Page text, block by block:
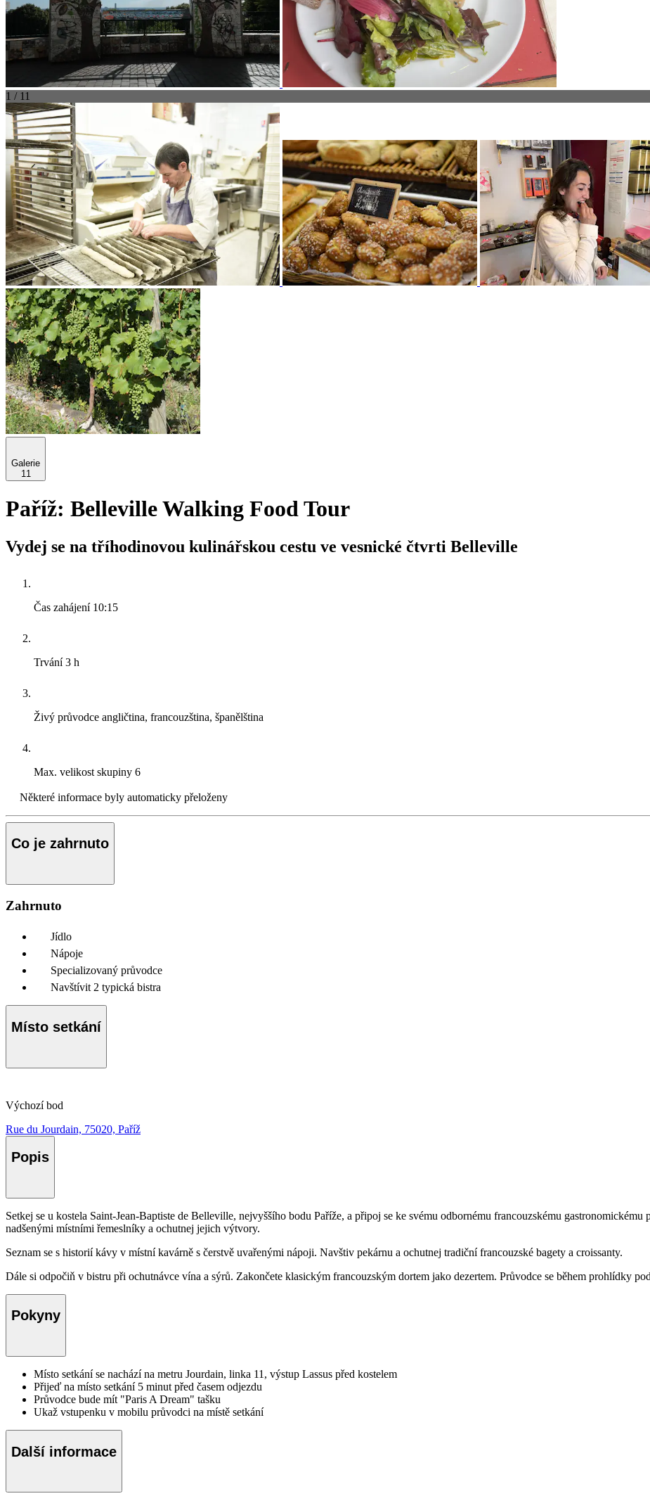
1 / 11
Galerie
11
Paříž: Belleville Walking Food Tour
Vydej se na tříhodinovou kulinářskou cestu ve vesnické čtvrti Belleville
Čas zahájení 10:15
Trvání3 h
Živý průvodce angličtina, francouzština, španělština
Max. velikost skupiny 6
Některé informace byly automaticky přeloženy
Co je zahrnuto
Zahrnuto
Jídlo
Nápoje
Specializovaný průvodce
Navštívit 2 typická bistra
Místo setkání
Výchozí bod
Rue du Jourdain, 75020, Paříž
Popis
Setkej se u kostela Saint-Jean-Baptiste de Belleville, nejvyššího bodu Paříže, a připoj se ke svému odbornému francouzskému
nadšenými místními řemeslníky a ochutnej jejich výtvory.
Seznam se s historií kávy v místní kavárně s čerstvě uvařenými nápoji. Navštiv pekárnu a ochutnej tradiční francouzské bagety a croissanty.
Dále si odpočiň v bistru při ochutnávce vína a sýrů. Zakončete klasickým francouzským dortem jako dezertem. Průvodce se během prohlídky
Pokyny
Místo setkání se nachází na metru Jourdain, linka 11, výstup Lassus před kostelem
Přijeď na místo setkání 5 minut před časem odjezdu
Průvodce bude mít "Paris A Dream" tašku
Ukaž vstupenku v mobilu průvodci na místě setkání
Další informace